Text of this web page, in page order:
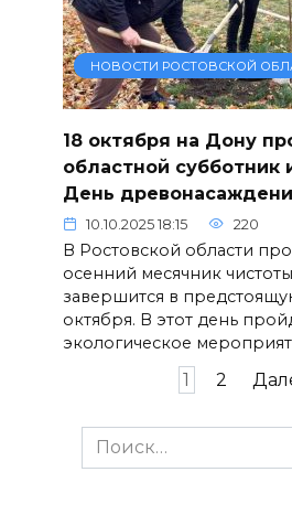
НОВОСТИ РОСТОВСКОЙ
18 октября на Дону
областной субботник
День
10.10.2025 18:15 220
В Ростовской области
осенний месячник
завершится в
октября. В этот день
экологическое
1 2
Search
for: